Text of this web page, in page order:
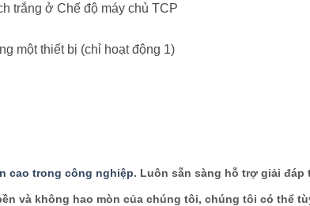
trắng ở Chế độ máy chủ TCP
một thiết bị (chỉ hoạt động 1)
cao trong công nghiệp. Luôn sẵn sàng hỗ trợ giải
và không hao mòn của chúng tôi, chúng tôi có thể